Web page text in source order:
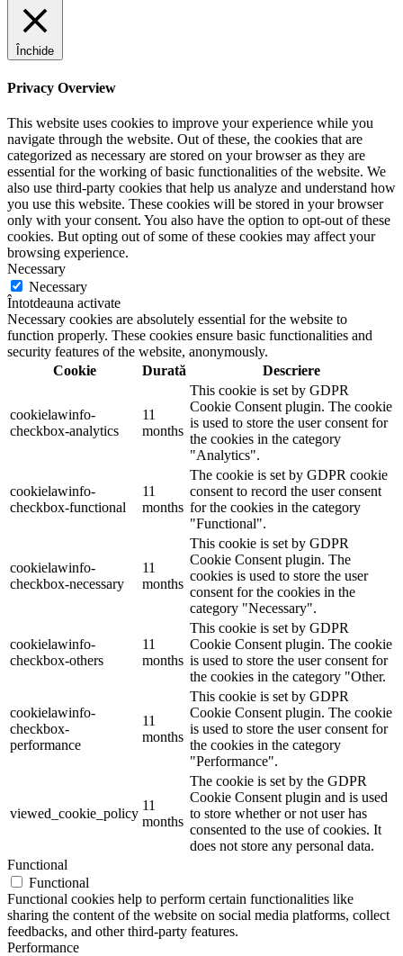
Închide
Privacy Overview
This website uses cookies to improve your experience while you
navigate through the website. Out of these, the cookies that are
categorized as necessary are stored on your browser as they are
essential for the working of basic functionalities of the website. We
also use third-party cookies that help us analyze and understand how
you use this website. These cookies will be stored in your browser
only with your consent. You also have the option to opt-out of these
cookies. But opting out of some of these cookies may affect your
browsing experience.
Necessary
Necessary
Întotdeauna activate
Necessary cookies are absolutely essential for the website to
function properly. These cookies ensure basic functionalities and
security features of the website, anonymously.
Cookie
Durată Descriere
cookielawinfo-
checkbox-analytics
11
months
This cookie is set by GDPR
Cookie Consent plugin. The cookie
is used to store the user consent for
the cookies in the category
"Analytics".
cookielawinfo-
checkbox-functional
11
months
The cookie is set by GDPR cookie
consent to record the user consent
for the cookies in the category
"Functional".
cookielawinfo-
checkbox-necessary
11
months
This cookie is set by GDPR
Cookie Consent plugin. The
cookies is used to store the user
consent for the cookies in the
category "Necessary".
cookielawinfo-
checkbox-others
11
months
This cookie is set by GDPR
Cookie Consent plugin. The cookie
is used to store the user consent for
the cookies in the category "Other.
cookielawinfo-
checkbox-
performance
11
months
This cookie is set by GDPR
Cookie Consent plugin. The cookie
is used to store the user consent for
the cookies in the category
"Performance".
viewed_cookie_policy
11
months
The cookie is set by the GDPR
Cookie Consent plugin and is used
to store whether or not user has
consented to the use of cookies. It
does not store any personal data.
Functional
Functional
Functional cookies help to perform certain functionalities like
sharing the content of the website on social media platforms, collect
feedbacks, and other third-party features.
Performance